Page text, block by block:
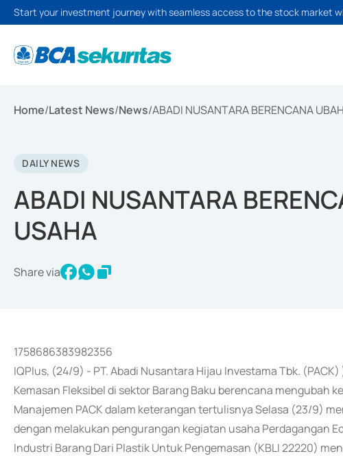
Start your investment journey with seamless access to the stock market
Home/Latest News/News/ABADI NUSANTARA BERENCANA
DAILY NEWS
ABADI NUSANTARA
USAHA
Share via
1758686383982356
IQPlus, (24/9) - PT. Abadi Nusantara Hijau Investama Tbk.
Kemasan Fleksibel di sektor Barang Baku berencana mengubah
Manajemen PACK dalam keterangan tertulisnya Selasa (23/9)
dengan melakukan pengurangan kegiatan usaha Perdagangan
Industri Barang Dari Plastik Untuk Pengemasan (KBLI 22220)